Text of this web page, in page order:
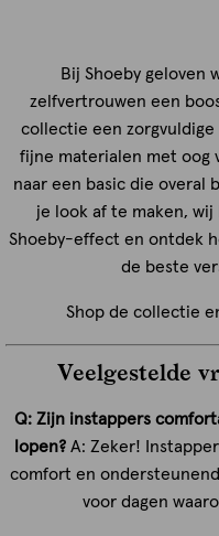
Bij Shoeby geloven
zelfvertrouwen een
collectie een
fijne materialen met oog
naar een basic die overal
je look af te maken, wij
Shoeby-effect en ontdek
de beste
Shop de collectie
Veelgestelde
Q: Zijn instappers
lopen?A: Zeker!
comfort en
voor dagen